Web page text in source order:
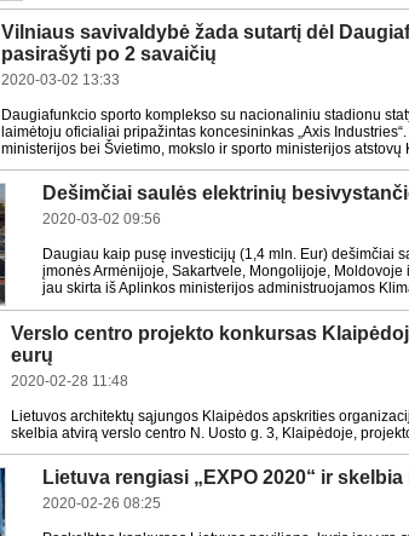
Vilniaus savivaldybė žada sutartį dėl
pasirašyti po 2 savaičių
2020-03-02 13:33
Daugiafunkcio sporto komplekso su nacionaliniu stadionu
laimėtoju oficialiai pripažintas koncesininkas „Axis
ministerijos bei Švietimo, mokslo ir sporto ministerijos
Dešimčiai saulės elektrinių
2020-03-02 09:56
Daugiau kaip pusę investicijų (1,4 mln. Eur) dešimčiai
įmonės Armėnijoje, Sakartvele, Mongolijoje,
jau skirta iš Aplinkos ministerijos administruojamos
Verslo centro projekto konkursas
eurų
2020-02-28 11:48
Lietuvos architektų sąjungos Klaipėdos apskrities
skelbia atvirą verslo centro N. Uosto g. 3, Klaipėdoje,
Lietuva rengiasi „EXPO 2020“ ir
2020-02-26 08:25